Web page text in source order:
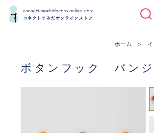
ホーム
ボタンフック パンジ